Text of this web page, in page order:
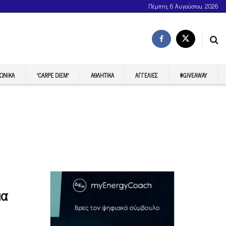
Πέμπτη, 6 Αυγούστου, 2026
“CARPE DIEM” ΑΘΛΗΤΙΚΆ ΑΓΓΕΛΊΕΣ #GIVEAWAY